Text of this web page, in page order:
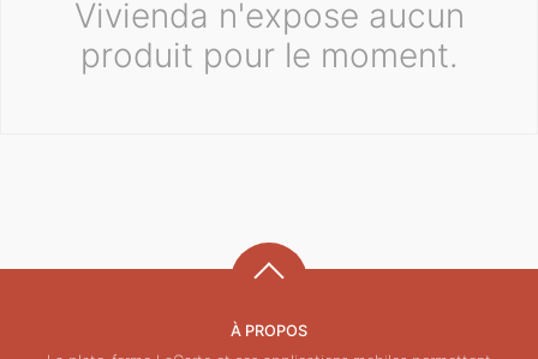
Vivienda n'expose aucun
produit pour le moment.
À PROPOS